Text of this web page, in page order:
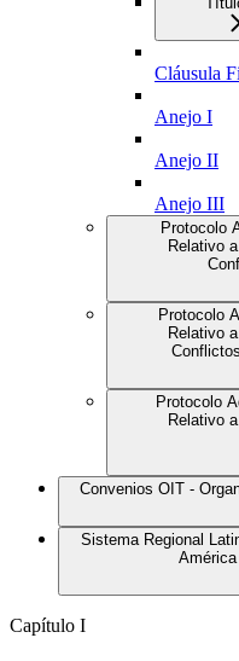
Cláusula
Anejo I
Anejo II
Anejo III
Protocolo
Relativo
Protocolo
Relativo
Protocolo
Relativo
Convenios OIT -
Sistema Regional
Capítulo I